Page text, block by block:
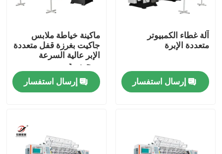
المنزل
فيديوهات
آلة غطاء الكمبيوتر
متعددة الإبرة
إرسال استفسار
ماكينة خياطة ملابس
جاكيت بغرزة قفل متعددة
الإبر عالية السرعة
ومحوسبة
إرسال استفسار